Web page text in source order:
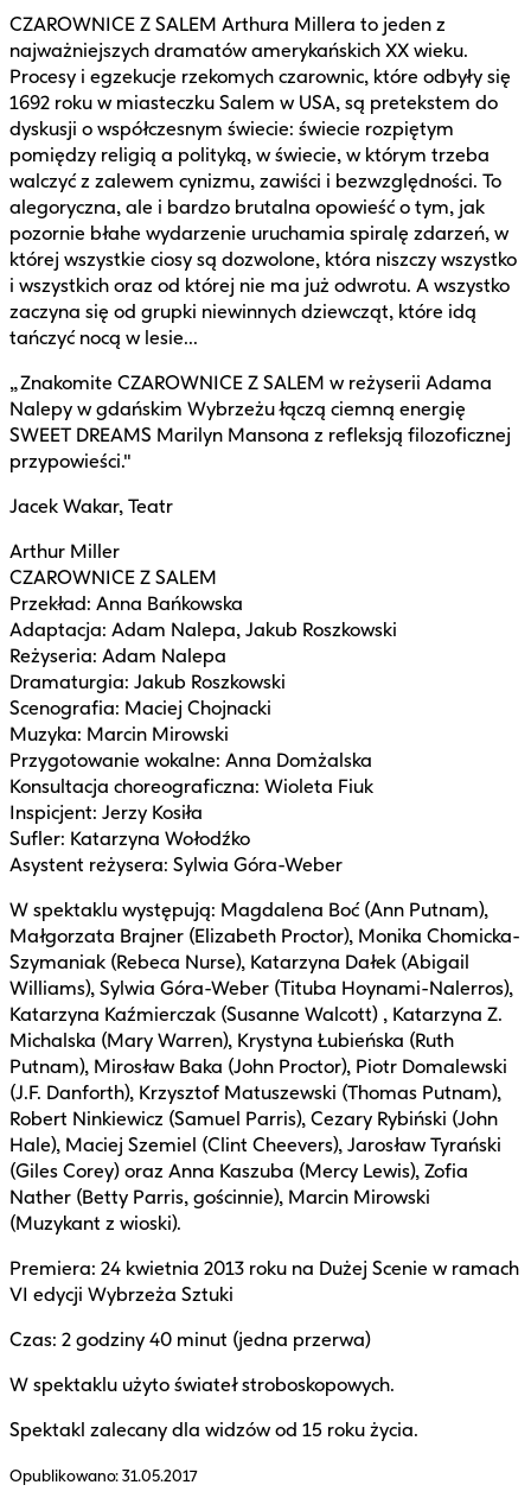
CZAROWNICE Z SALEM Arthura Millera to jeden z
najważniejszych dramatów amerykańskich XX wieku.
Procesy i egzekucje rzekomych czarownic, które odbyły się
1692 roku w miasteczku Salem w USA, są pretekstem do
dyskusji o współczesnym świecie: świecie rozpiętym
pomiędzy religią a polityką, w świecie, w którym trzeba
walczyć z zalewem cynizmu, zawiści i bezwzględności. To
alegoryczna, ale i bardzo brutalna opowieść o tym, jak
pozornie błahe wydarzenie uruchamia spiralę zdarzeń, w
której wszystkie ciosy są dozwolone, która niszczy wszystko
i wszystkich oraz od której nie ma już odwrotu. A wszystko
zaczyna się od grupki niewinnych dziewcząt, które idą
tańczyć nocą w lesie...
„Znakomite CZAROWNICE Z SALEM w reżyserii Adama
Nalepy w gdańskim Wybrzeżu łączą ciemną energię
SWEET DREAMS Marilyn Mansona z refleksją filozoficznej
przypowieści."
Jacek Wakar, Teatr
Arthur Miller
CZAROWNICE Z SALEM
Przekład: Anna Bańkowska
Adaptacja: Adam Nalepa, Jakub Roszkowski
Reżyseria: Adam Nalepa
Dramaturgia: Jakub Roszkowski
Scenografia: Maciej Chojnacki
Muzyka: Marcin Mirowski
Przygotowanie wokalne: Anna Domżalska
Konsultacja choreograficzna: Wioleta Fiuk
Inspicjent: Jerzy Kosiła
Sufler: Katarzyna Wołodźko
Asystent reżysera: Sylwia Góra-Weber
W spektaklu występują: Magdalena Boć (Ann Putnam),
Małgorzata Brajner (Elizabeth Proctor), Monika Chomicka-
Szymaniak (Rebeca Nurse), Katarzyna Dałek (Abigail
Williams), Sylwia Góra-Weber (Tituba Hoynami-Nalerros),
Katarzyna Kaźmierczak (Susanne Walcott) , Katarzyna Z.
Michalska (Mary Warren), Krystyna Łubieńska (Ruth
Putnam), Mirosław Baka (John Proctor), Piotr Domalewski
(J.F. Danforth), Krzysztof Matuszewski (Thomas Putnam),
Robert Ninkiewicz (Samuel Parris), Cezary Rybiński (John
Hale), Maciej Szemiel (Clint Cheevers), Jarosław Tyrański
(Giles Corey) oraz Anna Kaszuba (Mercy Lewis), Zofia
Nather (Betty Parris, gościnnie), Marcin Mirowski
(Muzykant z wioski).
Premiera: 24 kwietnia 2013 roku na Dużej Scenie w ramach
VI edycji Wybrzeża Sztuki
Czas: 2 godziny 40 minut (jedna przerwa)
W spektaklu użyto świateł stroboskopowych.
Spektakl zalecany dla widzów od 15 roku życia.
Opublikowano:31.05.2017